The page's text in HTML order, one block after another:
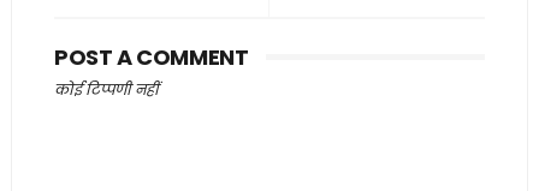
POST A COMMENT
कोई टिप्पणी नहीं